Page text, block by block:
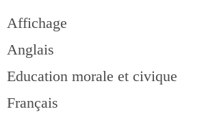
Affichage
Anglais
Education morale et civique
Français